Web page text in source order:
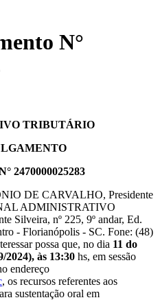
N°
TRIBUTÁRIO
2470000025283
DE CARVALHO, Presidente
ADMINISTRATIVO
Silveira, nº 225, 9º andar, Ed.
- Florianópolis - SC. Fone: (48)
possa que, no dia 11 do
2024), às 13:30 hs, em sessão
endereço
, os recursos referentes aos
sustentação oral em